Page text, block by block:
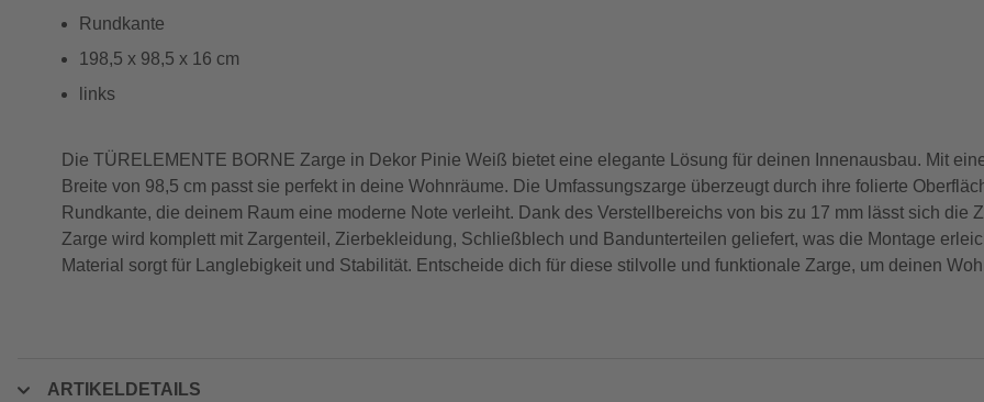
Rundkante
198,5 x 98,5 x 16 cm
links
Die TÜRELEMENTE BORNE Zarge in Dekor Pinie Weiß bietet eine elegante Lösung für deinen Innenausbau. Mit
Breite von 98,5 cm passt sie perfekt in deine Wohnräume. Die Umfassungszarge überzeugt durch ihre folierte
Rundkante, die deinem Raum eine moderne Note verleiht. Dank des Verstellbereichs von bis zu 17 mm lässt sich die
Zarge wird komplett mit Zargenteil, Zierbekleidung, Schließblech und Bandunterteilen geliefert, was die Montage
Material sorgt für Langlebigkeit und Stabilität. Entscheide dich für diese stilvolle und funktionale Zarge, um deinen
ARTIKELDETAILS